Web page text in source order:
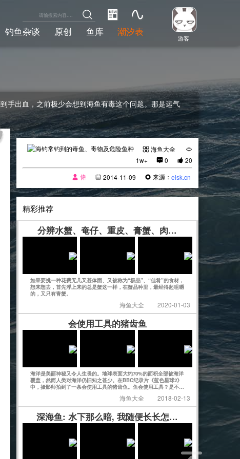
游客
钓鱼杂谈 原创 鱼库 潮汐表
手出血，之前极少会想到海鱼有毒这个问题。那是运气
海鱼大全
1w+
0
20
偉
2014-11-09 来源：eisk.cn
精彩推荐
分辨水蟹、奄仔、重皮、膏蟹、肉蟹、黄油蟹...
如果要挑一种花费无几又甚体面、又被称为“极品”、“佳肴”的食材，
想来想去，首先浮上来的总是蟹这一样，在蟹品种里，最经得起咀嚼
的，又只有青蟹。
海鱼大全 2020-01-03
会使用工具的猪齿鱼
海洋是美丽神秘又令人生畏的。地球表面大约70%的面积全部被海洋
覆盖，然而人类对海洋仍旧知之甚少。在BBC纪录片《蓝色星球2》
中，摄影师拍到了一条会使用工具的猪齿鱼。鱼会使用工具？是不是
海鱼大全 2018-02-13
深海鱼: 水下那么暗, 我随便长长怎么了?